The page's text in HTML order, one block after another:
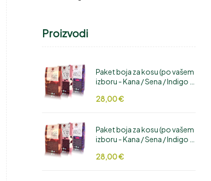
Proizvodi
Paket boja za kosu (po vašem
izboru - Kana / Sena / Indigo /
Manjistha / Aloe Vera /
28,00€
Paket boja za kosu (po vašem
izboru - Kana / Sena / Indigo /
Manjistha / Aloe Vera /
28,00€